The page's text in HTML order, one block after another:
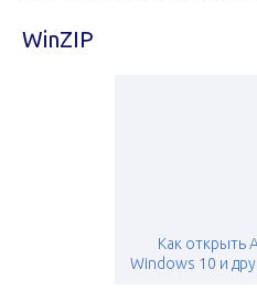
WinZIP
Как открыть
Windows 10 и